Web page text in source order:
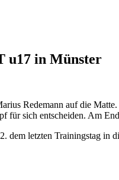
u17 in Münster
Redemann auf die
sich entscheiden. Am
letzten Trainingstag